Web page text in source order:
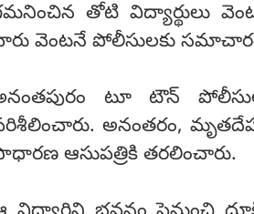
తోటి విద్యార్థులు
వెంటనే పోలీసులకు
టూ టౌన్
అనంతరం,
ఆసుపత్రికి తరలించారు.